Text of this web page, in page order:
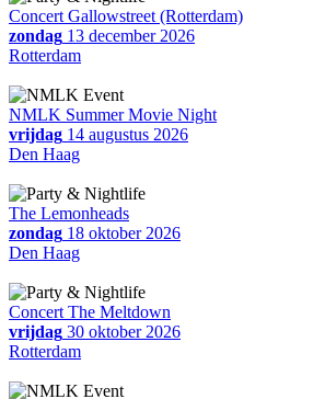
Concert Gallowstreet (Rotterdam)
zondag 13 december 2026
Rotterdam
NMLK Summer Movie Night
vrijdag 14 augustus 2026
Den Haag
The Lemonheads
zondag 18 oktober 2026
Den Haag
Concert The Meltdown
vrijdag 30 oktober 2026
Rotterdam